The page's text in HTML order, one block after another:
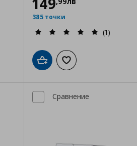
с любими
385 точки
(1)
Добави в кошницата
Добави към
Сравнение